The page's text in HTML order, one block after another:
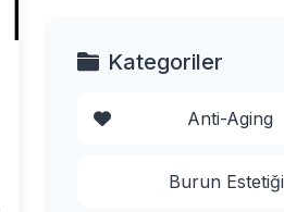
Kategoriler
Anti-Aging
Burun Estetiği